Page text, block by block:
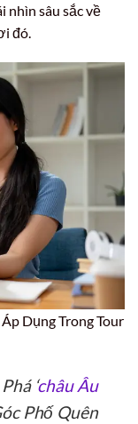
nhìn sâu sắc về
đó.
Dụng Trong Tour
‘ châu Âu
Phố Quên